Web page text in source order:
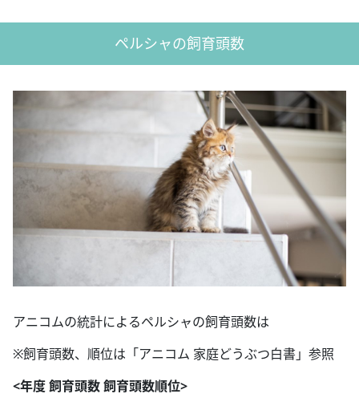
ペルシャの飼育頭数
アニコムの統計によるペルシャの飼育頭数は
※飼育頭数、順位は「アニコム 家庭どうぶつ白書」参照
<年度 飼育頭数 飼育頭数順位>